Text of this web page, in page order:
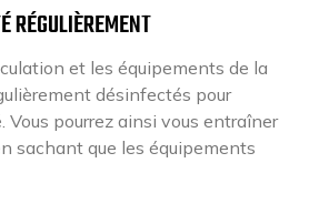
RÉGULIÈREMENT
et les équipements de la
désinfectés pour
Vous pourrez ainsi vous entraîner
sachant que les équipements